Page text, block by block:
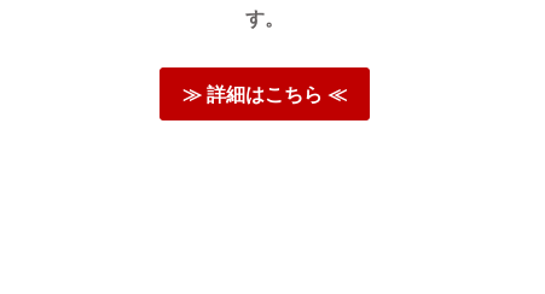
す。
≫ 詳細はこちら ≪